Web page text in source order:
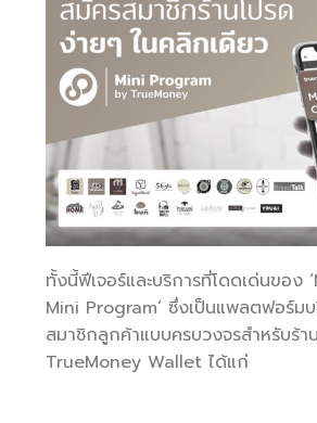
ทั้งนี้ฟีเจอร์และบริการที่โดดเด่นของ
Mini Program’ ซึ่งเป็นแพลตฟอร์มบ
สมาชิกลูกค้าแบบครบวงจรสำหรับร้า
TrueMoney Wallet ได้แก่